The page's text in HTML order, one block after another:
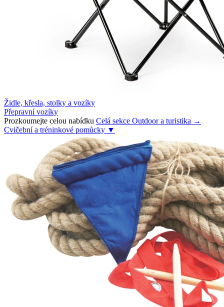
Židle, křesla, stolky a vozíky
Přepravní vozíky
Prozkoumejte celou nabídku Celá sekce Outdoor a turistika →
Cvičební a tréninkové pomůcky ▼